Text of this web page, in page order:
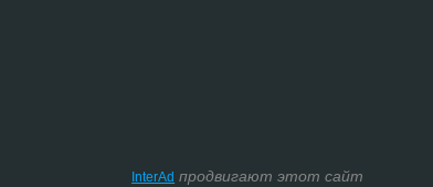
InterAd продвигают этот сайт